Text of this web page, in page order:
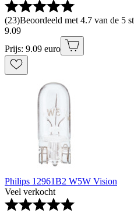
(23)Beoordeeld met 4.7 van de 5
9.09
Prijs: 9.09 euro
Philips 12961B2 W5W Vision
Veel verkocht